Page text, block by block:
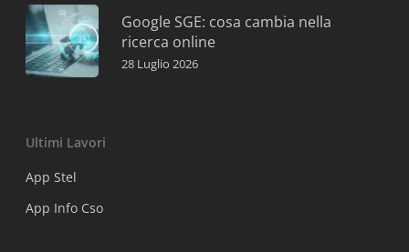
Google SGE: cosa cambia nella
ricerca online
28 Luglio 2026
Ultimi Lavori
App Stel
App Info Cso